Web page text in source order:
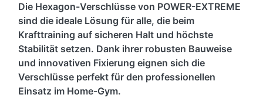
Die Hexagon-Verschlüsse von POWER-EXTREME
sind die ideale Lösung für alle, die beim
Krafttraining auf sicheren Halt und höchste
Stabilität setzen. Dank ihrer robusten Bauweise
und innovativen Fixierung eignen sich die
Verschlüsse perfekt für den professionellen
Einsatz im Home-Gym.